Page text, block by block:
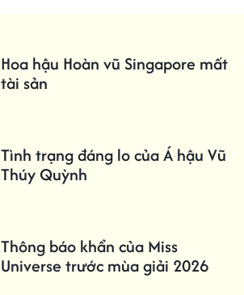
Hoa hậu Hoàn vũ Singapore mất
tài sản
Tình trạng đáng lo của Á hậu Vũ
Thúy Quỳnh
Thông báo khẩn của Miss
Universe trước mùa giải 2026